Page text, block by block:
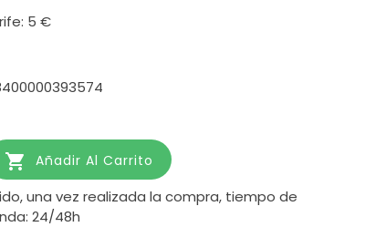
5 €
 Añadir Al Carrito
una vez realizada la compra, tiempo de
24/48h